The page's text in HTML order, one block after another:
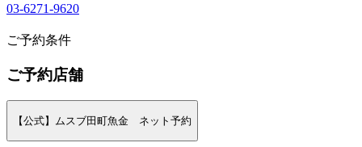
03-6271-9620
ご予約条件
ご予約店舗
【公式】ムスブ田町魚金 ネット予約